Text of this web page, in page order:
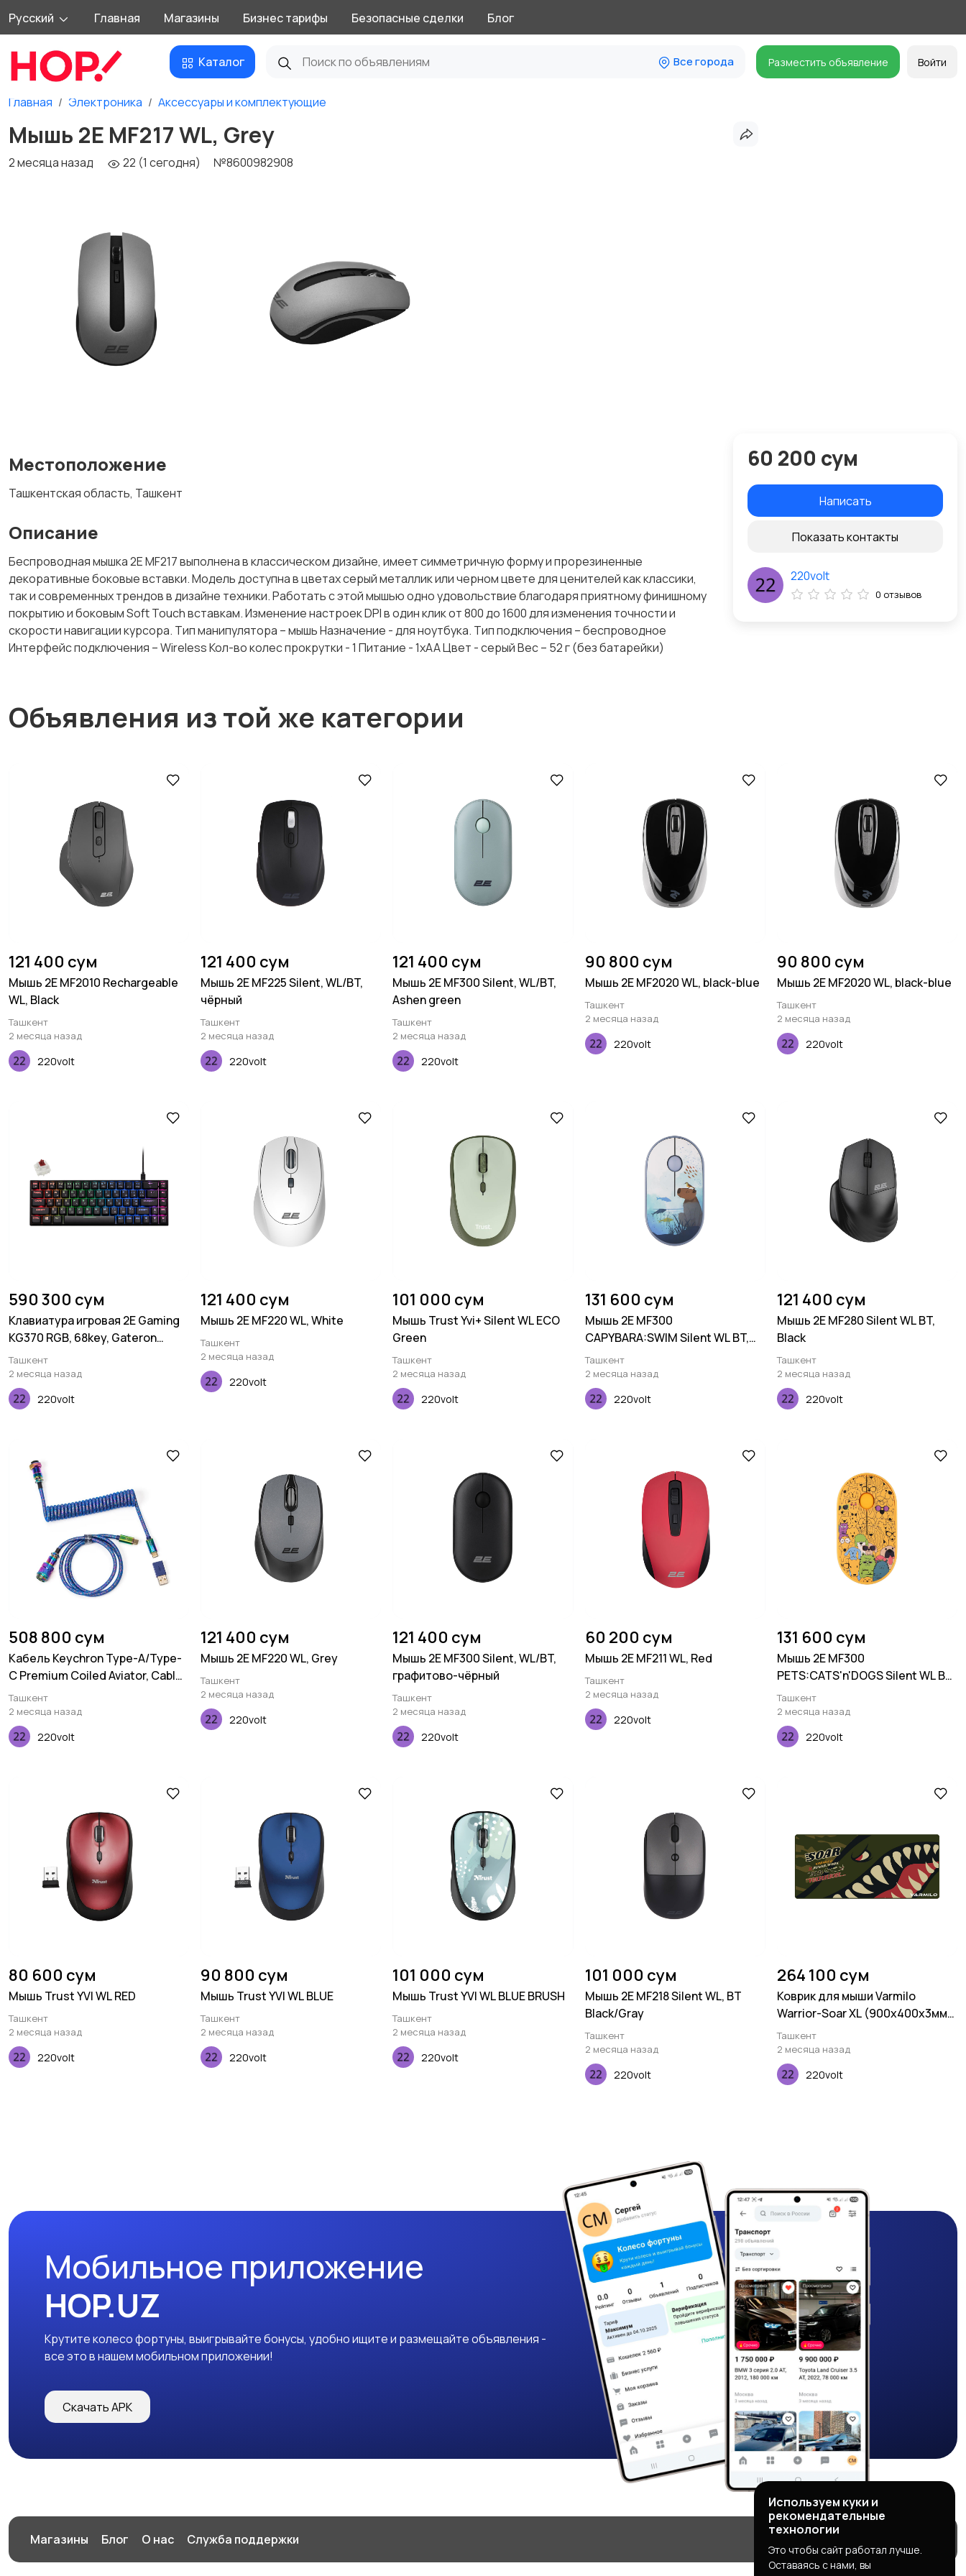
Русский Главная Магазины Бизнес тарифы Безопасные сделки Блог
Каталог Все города Разместить объявление Войти
Главная Электроника Аксессуары и комплектующие
Мышь 2E MF217 WL, Grey
2 месяца назад 22 (1 сегодня) №8600982908
Местоположение
Ташкентская область, Ташкент
Описание
Беспроводная мышка 2Е MF217 выполнена в классическом дизайне, имеет симметричную форму и прорезиненные
декоративные боковые вставки. Модель доступна в цветах серый металлик или черном цвете для ценителей как классики,
так и современных трендов в дизайне техники. Работать с этой мышью одно удовольствие благодаря приятному финишному
покрытию и боковым Soft Touch вставкам. Изменение настроек DPI в один клик от 800 до 1600 для изменения точности и
скорости навигации курсора. Тип манипулятора – мышь Назначение - для ноутбука. Тип подключения – беспроводное
Интерфейс подключения – Wireless Кол-во колес прокрутки - 1 Питание - 1xAA Цвет - серый Вес – 52 г (без батарейки)
60 200 сум
Написать
Показать контакты
220volt
0 отзывов
Объявления из той же категории
121 400 сум
Мышь 2E MF2010 Rechargeable
WL, Black
Ташкент
2 месяца назад
220volt
121 400 сум
Мышь 2E MF225 Silent, WL/BT,
чёрный
Ташкент
2 месяца назад
220volt
121 400 сум
Мышь 2E MF300 Silent, WL/BT,
Ashen green
Ташкент
2 месяца назад
220volt
90 800 сум
Мышь 2E MF2020 WL, black-blue
Ташкент
2 месяца назад
220volt
90 800 сум
Мышь 2E MF2020 WL, black-blue
Ташкент
2 месяца назад
220volt
590 300 сум
Клавиатура игровая 2E Gaming
KG370 RGB, 68key, Gateron
Brown Switch, USB, Black, Ukr
Ташкент
2 месяца назад
220volt
121 400 сум
Мышь 2E MF220 WL, White
Ташкент
2 месяца назад
220volt
101 000 сум
Мышь Trust Yvi+ Silent WL ECO
Green
Ташкент
2 месяца назад
220volt
131 600 сум
Мышь 2E MF300
CAPYBARA:SWIM Silent WL BT,
синий
Ташкент
2 месяца назад
220volt
121 400 сум
Мышь 2E MF280 Silent WL BT,
Black
Ташкент
2 месяца назад
220volt
508 800 сум
Кабель Keychron Type-A/Type-
C Premium Coiled Aviator, Cable-
Straight, Rainbow Plated, Blue
Ташкент
2 месяца назад
220volt
121 400 сум
Мышь 2E MF220 WL, Grey
Ташкент
2 месяца назад
220volt
121 400 сум
Мышь 2E MF300 Silent, WL/BT,
графитово-чёрный
Ташкент
2 месяца назад
220volt
60 200 сум
Мышь 2E MF211 WL, Red
Ташкент
2 месяца назад
220volt
131 600 сум
Мышь 2E MF300
PETS:CATS'n'DOGS Silent WL BT,
желтый
Ташкент
2 месяца назад
220volt
80 600 сум
Мышь Trust YVI WL RED
Ташкент
2 месяца назад
220volt
90 800 сум
Мышь Trust YVI WL BLUE
Ташкент
2 месяца назад
220volt
101 000 сум
Мышь Trust YVI WL BLUE BRUSH
Ташкент
2 месяца назад
220volt
101 000 сум
Мышь 2E MF218 Silent WL, BT
Black/Gray
Ташкент
2 месяца назад
220volt
264 100 сум
Коврик для мыши Varmilo
Warrior-Soar XL (900х400х3мм),
Зеленый
Ташкент
2 месяца назад
220volt
Мобильное приложение
HOP.UZ
Крутите колесо фортуны, выигрывайте бонусы, удобно ищите и размещайте объявления -
все это в нашем мобильном приложении!
Скачать APK
Магазины Блог О нас Служба поддержки
Используем куки и
рекомендательные
технологии
Это чтобы сайт работал лучше.
Оставаясь с нами, вы